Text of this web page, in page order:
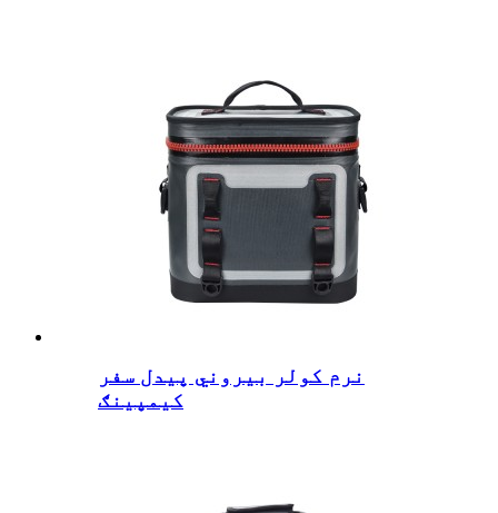
نرم کولر بیروني پیدل سفر
کیمپینګ